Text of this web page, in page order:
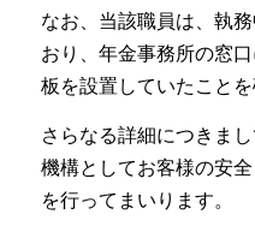
なお、当該職員は、執
おり、年金事務所の窓
板を設置していたことを
さらなる詳細につきま
機構としてお客様の安
を行ってまいります。